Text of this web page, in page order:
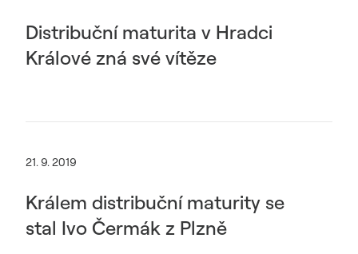
Distribuční maturita v Hradci
Králové zná své vítěze
21. 9. 2019
Králem distribuční maturity se
stal Ivo Čermák z Plzně